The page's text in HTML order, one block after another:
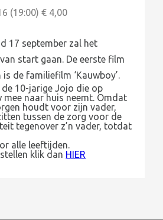
(19:00) € 4,00
17 september zal het
start gaan. De eerste film
de familiefilm ‘Kauwboy’.
de 10-jarige Jojo die op
mee naar huis neemt. Omdat
houdt voor zijn vader,
tussen de zorg voor de
tegenover z’n vader, totdat
alle leeftijden.
klik dan HIER